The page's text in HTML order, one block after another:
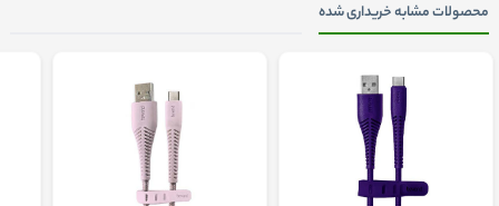
محصولات مشابه خریداری شده